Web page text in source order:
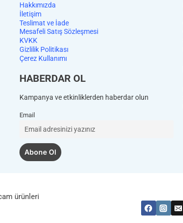
Hakkımızda
İletişim
Teslimat ve İade
Mesafeli Satış Sözleşmesi
KVKK
Gizlilik Politikası
Çerez Kullanımı
HABERDAR OL
Kampanya ve etkinliklerden haberdar olun
Email
ürünleri